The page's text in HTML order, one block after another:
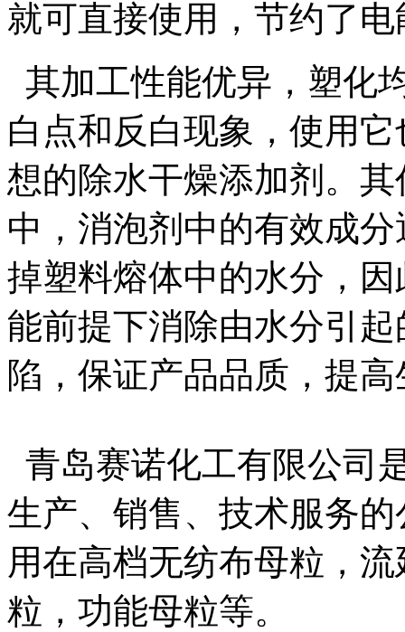
就可直接使用，节约了
其加工性能优异，塑化
白点和反白现象，使用
想的除水干燥添加剂。
中，消泡剂中的有效成
掉塑料熔体中的水分，
能前提下消除由水分引
陷，保证产品品质，提
青岛赛诺化工有限公司
生产、销售、技术服务
用在高档无纺布母粒，
粒，功能母粒等。